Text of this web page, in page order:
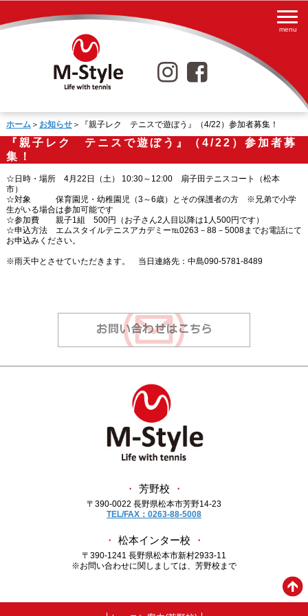
ホーム＞ お知らせ＞『親子レク テニスで遊ぼう』（4/22）参加者募集！
『親子レク テニスで遊ぼう』（4/22）参加者募
集！
☆日時・場所 4月22日（土） 10:30～12:00 扇子田テニスコート（松本
市）
☆対象 保育園児・幼稚園児（3～6歳）とその保護者の方 ※兄弟で小学
生がいる場合は参加可能です
☆参加費 親子1組 500円（お子さん2人目以降は1人500円です）
☆申込方法 エムスタイルテニスアカデミー℡0263－88－5008までお電話にて
お申込みください。
※雨天中とさせていただきます。 当日連絡先：中島090-5781-8489
・ 芳野校 ・
〒390-0022 長野県松本市芳野14-23
TEL/FAX：0263-88-5008
・ 松本インター校 ・
〒390-1241 長野県松本市新村2933-11
※お問い合わせに関しましては、芳野校まで